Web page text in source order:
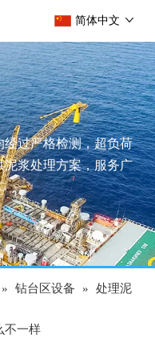
简体中文
过严格检测，超负荷
浆处理方案，服务广
» 钻台区设备 » 处理泥
不一样